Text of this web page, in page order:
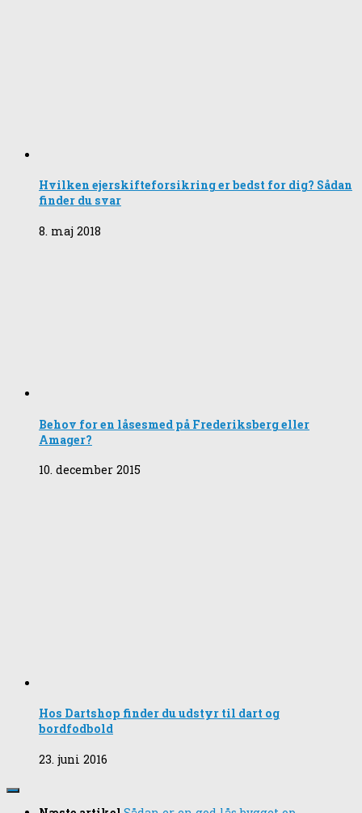
Hvilken ejerskifteforsikring er bedst for dig? Sådan
finder du svar
8. maj 2018
Behov for en låsesmed på Frederiksberg eller
Amager?
10. december 2015
Hos Dartshop finder du udstyr til dart og
bordfodbold
23. juni 2016